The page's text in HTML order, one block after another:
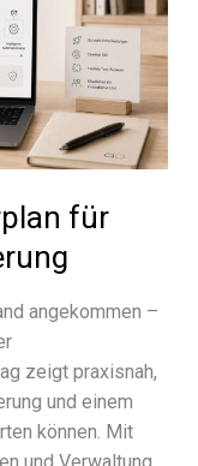
für
ange­kom­men –
zeigt praxis­nah,
und einem
können. Mit